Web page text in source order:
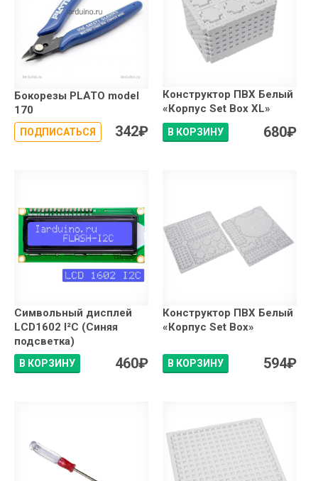
Бокорезы PLATO model
170
ПОДПИСАТЬСЯ 342₽
Конструктор ПВХ Белый
«Корпус Set Box XL»
В КОРЗИНУ 680₽
Символьный дисплей
LCD1602 I²C (Синяя
подсветка)
В КОРЗИНУ 460₽
Конструктор ПВХ Белый
«Корпус Set Box»
В КОРЗИНУ 594₽